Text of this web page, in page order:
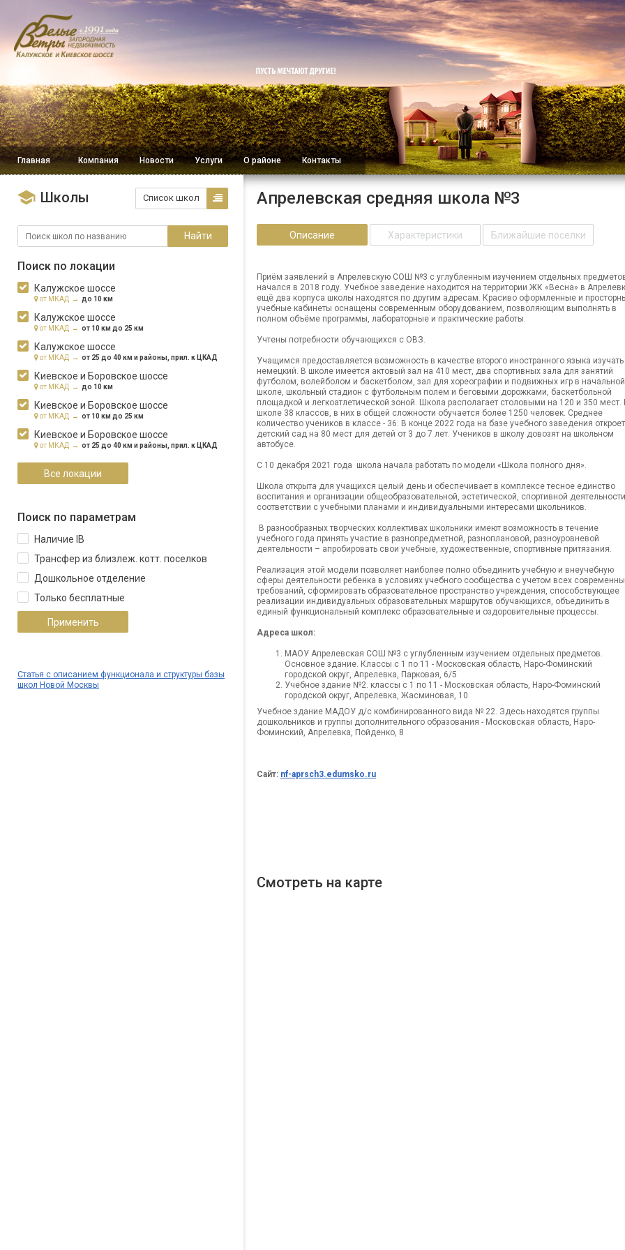
Главная Компания Новости Услуги О районе Контакты
Школы Список школ
Найти
Поиск по локации
Калужское шоссе
от МКАД → до 10 км
Калужское шоссе
от МКАД → от 10 км до 25 км
Калужское шоссе
от МКАД → от 25 до 40 км и районы, прил. к ЦКАД
Киевское и Боровское шоссе
от МКАД → до 10 км
Киевское и Боровское шоссе
от МКАД → от 10 км до 25 км
Киевское и Боровское шоссе
от МКАД → от 25 до 40 км и районы, прил. к ЦКАД
Все локации
Поиск по параметрам
Наличие IB
Трансфер из близлеж. котт. поселков
Дошкольное отделение
Только бесплатные
Статья с описанием функционала и структуры базы
школ Новой Москвы
Апрелевская средняя школа №3
Описание Характеристики Ближайшие поселки
Приём заявлений в Апрелевскую СОШ №3 с углубленным изучением отдельных
начался в 2018 году. Учебное заведение находится на территории ЖК «Весна» в
ещё два корпуса школы находятся по другим адресам. Красиво оформленные и
учебные кабинеты оснащены современным оборудованием, позволяющим выполнять в
полном объёме программы, лабораторные и практические работы.
Учтены потребности обучающихся с ОВЗ.
Учащимся предоставляется возможность в качестве второго иностранного языка изучать
немецкий. В школе имеется актовый зал на 410 мест, два спортивных зала для занятий
футболом, волейболом и баскетболом, зал для хореографии и подвижных игр в начальной
школе, школьный стадион с футбольным полем и беговыми дорожками, баскетбольной
площадкой и легкоатлетической зоной. Школа располагает столовыми на 120 и 350 мест.
школе 38 классов, в них в общей сложности обучается более 1250 человек. Среднее
количество учеников в классе - 36. В конце 2022 года на базе учебного заведения
детский сад на 80 мест для детей от 3 до 7 лет. Учеников в школу довозят на школьном
автобусе.
С 10 декабря 2021 года школа начала работать по модели «Школа полного дня».
Школа открыта для учащихся целый день и обеспечивает в комплексе тесное единство
воспитания и организации общеобразовательной, эстетической, спортивной
соответствии с учебными планами и индивидуальными интересами школьников.
В разнообразных творческих коллективах школьники имеют возможность в течение
учебного года принять участие в разнопредметной, разноплановой, разноуровневой
деятельности – апробировать свои учебные, художественные, спортивные притязания.
Реализация этой модели позволяет наиболее полно объединить учебную и внеучебную
сферы деятельности ребенка в условиях учебного сообщества с учетом всех
требований, сформировать образовательное пространство учреждения, способствующее
реализации индивидуальных образовательных маршрутов обучающихся, объединить в
единый функциональный комплекс образовательные и оздоровительные процессы.
Адреса школ:
МАОУ Апрелевская СОШ №3 с углубленным изучением отдельных предметов.
Основное здание. Классы с 1 по 11 - Московская область, Наро-Фоминский
городской округ, Апрелевка, Парковая, 6/5
Учебное здание №2. классы с 1 по 11 - Московская область, Наро-Фоминский
городской округ, Апрелевка, Жасминовая, 10
Учебное здание МАДОУ д/с комбинированного вида № 22. Здесь находятся группы
дошкольников и группы дополнительного образования - Московская область, Наро-
Фоминский, Апрелевка, Пойденко, 8
Сайт: nf-aprsch3.edumsko.ru
Смотреть на карте